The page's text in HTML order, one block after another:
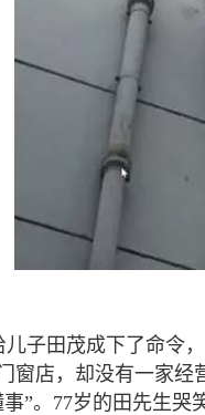
子田茂成下了命令
窗店，却没有一家
”。77岁的田先生